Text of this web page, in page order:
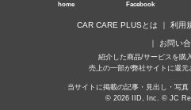
home Facebook
CAR CARE PLUSとは 利用
お問い
紹介した商品/サービスを購
売上の一部が弊社サイトに還元
当サイトに掲載の記事・見出し・写真
© 2026 IID, Inc. © JC